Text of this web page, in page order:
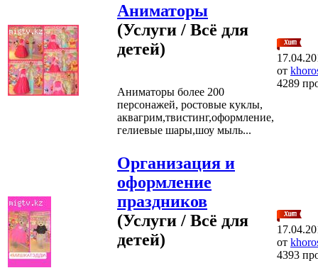
Аниматоры
(Услуги / Всё для
детей)
Аниматоры более 200
персонажей, ростовые куклы,
аквагрим,твистинг,оформление,
гелиевые шары,шоу мыль...
от
4289
Организация и
оформление
праздников
(Услуги / Всё для
детей)
от
4393